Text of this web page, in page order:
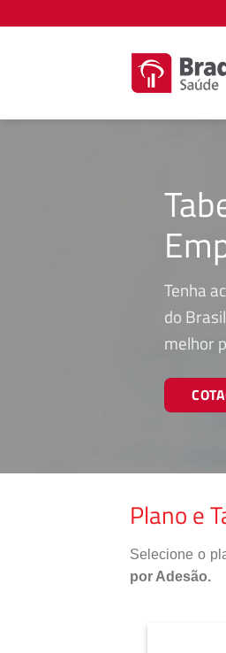
to
Tenha
do
melhor
Plano e
Selecione o
por Adesão.